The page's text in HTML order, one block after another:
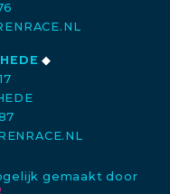
◆
gemaakt door